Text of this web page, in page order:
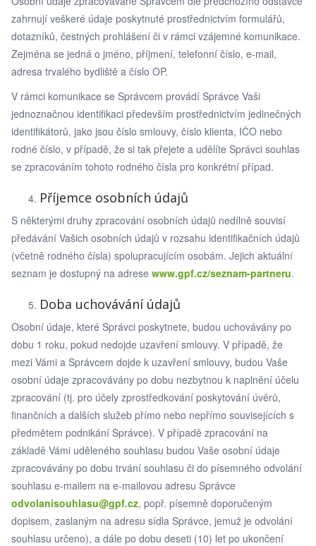
zahrnují veškeré údaje poskytnuté prostřednictvím formulářů,
dotazníků, čestných prohlášení či v rámci vzájemné komunikace.
Zejména se jedná o jméno, příjmení, telefonní číslo, e-mail,
adresa trvalého bydliště a číslo OP.
V rámci komunikace se Správcem provádí Správce Vaši
jednoznačnou identifikaci především prostřednictvím jedinečných
identifikátorů, jako jsou číslo smlouvy, číslo klienta, IČO nebo
rodné číslo, v případě, že si tak přejete a udělíte Správci souhlas
se zpracováním tohoto rodného čísla pro konkrétní případ.
Příjemce osobních údajů
S některými druhy zpracování osobních údajů nedílně souvisí
předávání Vašich osobních údajů v rozsahu identifikačních údajů
(včetně rodného čísla) spolupracujícím osobám. Jejich aktuální
seznam je dostupný na adrese www.gpf.cz/seznam-partneru.
Doba uchovávání údajů
Osobní údaje, které Správci poskytnete, budou uchovávány po
dobu 1 roku, pokud nedojde uzavření smlouvy. V případě, že
mezi Vámi a Správcem dojde k uzavření smlouvy, budou Vaše
osobní údaje zpracovávány po dobu nezbytnou k naplnění účelu
zpracování (tj. pro účely zprostředkování poskytování úvěrů,
finančních a dalších služeb přímo nebo nepřímo souvisejících s
předmětem podnikání Správce). V případě zpracování na
základě Vámi uděleného souhlasu budou Vaše osobní údaje
zpracovávány po dobu trvání souhlasu či do písemného odvolání
souhlasu e-mailem na e‑mailovou adresu Správce
odvolanisouhlasu@gpf.cz, popř. písemně doporučeným
dopisem, zaslaným na adresu sídla Správce, jemuž je odvolání
souhlasu určeno), a dále po dobu deseti (10) let po ukončení